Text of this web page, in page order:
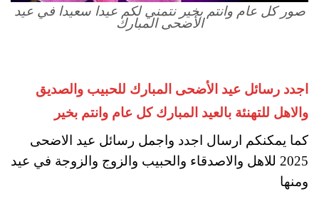
صور كل عام وانتم بخير نتمني لكم عيدا سعيدا في عيد
الأضحى المبارك
اجدد رسائل عيد الأضحى المبارك للحبيب والصديق
والاهل للتهنئة بالعيد المبارك كل عام وانتم بخير
كما يمكنكم ارسال اجدد واجمل رسائل عيد الاضحى
2025 للاهل والاصدقاء والحبيب والزوج والزوجة في عيد
ومنها